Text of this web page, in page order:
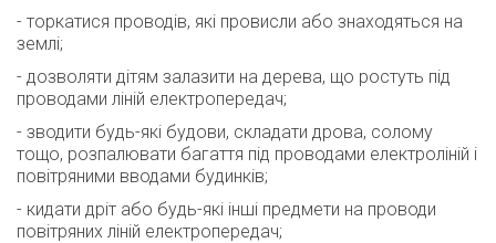
- торкатися проводів, які провисли або знаходяться на
землі;
- дозволяти дітям залазити на дерева, що ростуть під
проводами ліній електропередач;
- зводити будь-які будови, складати дрова, солому
тощо, розпалювати багаття під проводами електроліній і
повітряними вводами будинків;
- кидати дріт або будь-які інші предмети на проводи
повітряних ліній електропередач;